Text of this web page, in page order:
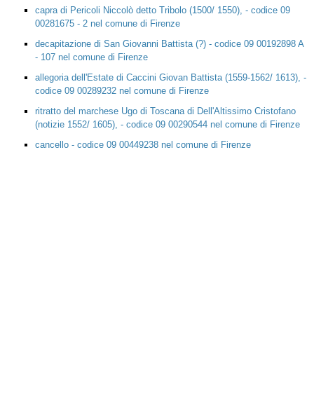
capra di Pericoli Niccolò detto Tribolo (1500/ 1550), - codice 09
00281675 - 2 nel comune di Firenze
decapitazione di San Giovanni Battista (?) - codice 09 00192898 A
- 107 nel comune di Firenze
allegoria dell'Estate di Caccini Giovan Battista (1559-1562/ 1613), -
codice 09 00289232 nel comune di Firenze
ritratto del marchese Ugo di Toscana di Dell'Altissimo Cristofano
(notizie 1552/ 1605), - codice 09 00290544 nel comune di Firenze
cancello - codice 09 00449238 nel comune di Firenze